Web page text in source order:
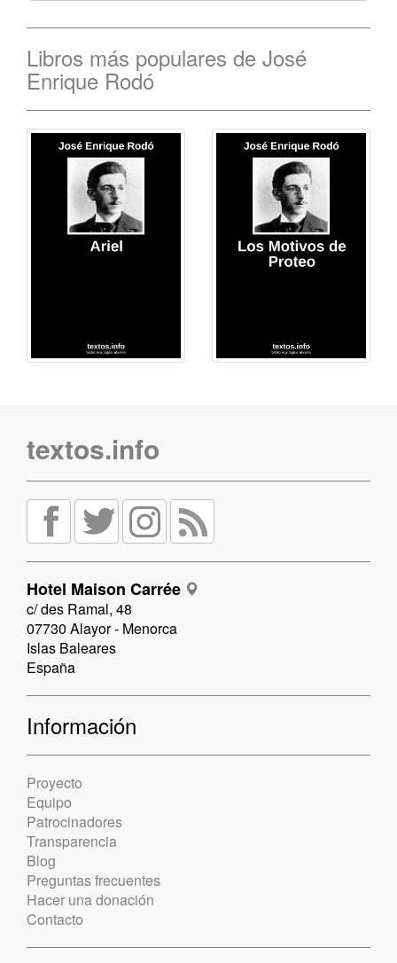
Libros más populares de José
Enrique Rodó
textos.info
Hotel Maison Carrée
c/ des Ramal, 48
07730 Alayor - Menorca
Islas Baleares
España
Información
Proyecto
Equipo
Patrocinadores
Transparencia
Blog
Preguntas frecuentes
Hacer una donación
Contacto